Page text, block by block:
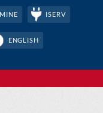
ISERV
ENGLISH